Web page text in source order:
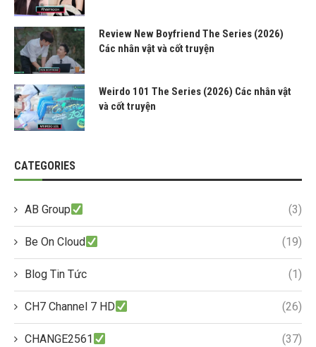
Review New Boyfriend The Series (2026)
Các nhân vật và cốt truyện
Weirdo 101 The Series (2026) Các nhân vật
và cốt truyện
CATEGORIES
AB Group (3)
Be On Cloud (19)
Blog Tin Tức (1)
CH7 Channel 7 HD (26)
CHANGE2561 (37)